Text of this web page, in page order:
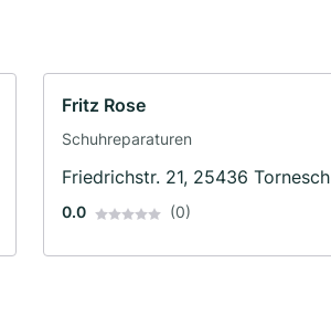
Fritz Rose
Schuhreparaturen
Friedrichstr. 21, 25436 Tornesch
0.0 (0)